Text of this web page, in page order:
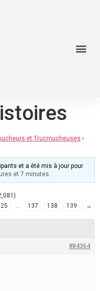
et Trucmucheuses ›
et a été mis à jour pour
et 7 minutes.
… 137 138 139 →
#84364